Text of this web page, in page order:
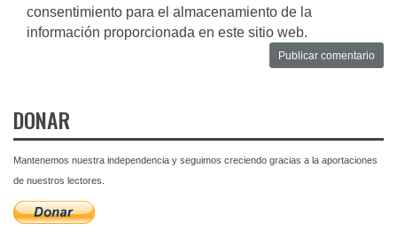
consentimiento para el almacenamiento de la
información proporcionada en este sitio web.
DONAR
Mantenemos nuestra independencia y seguimos creciendo gracias a la aportaciones
de nuestros lectores.